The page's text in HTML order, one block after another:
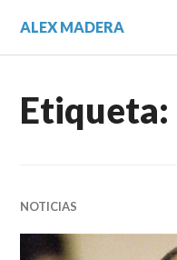
contenido.
ALEX MADERA
Etiqueta:
NOTICIAS